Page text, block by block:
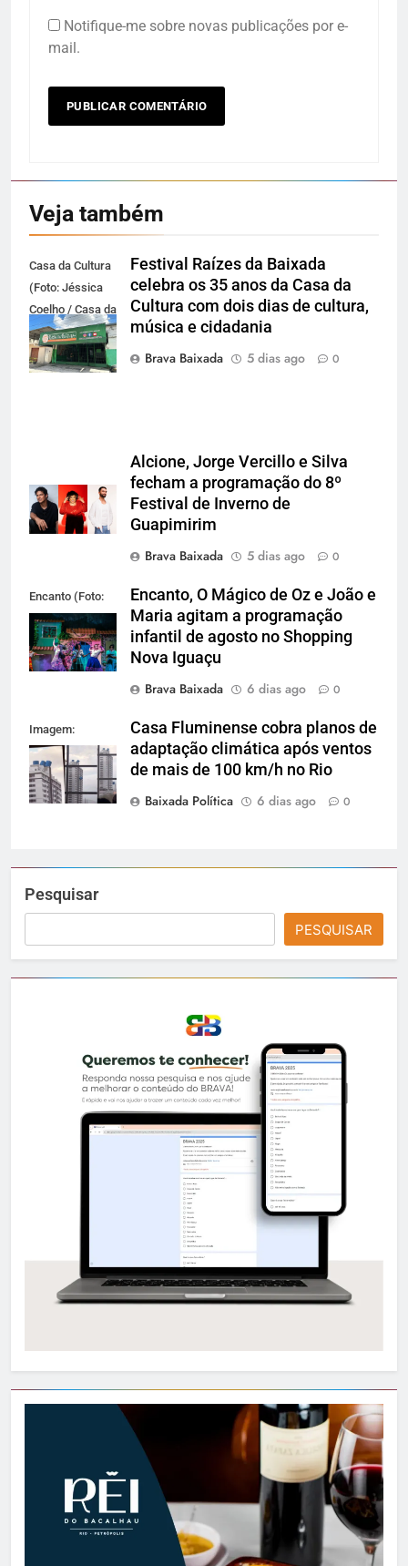
Notifique-me sobre novas publicações por e-
mail.
Veja também
Casa da Cultura
(Foto: Jéssica
Coelho / Casa da
Cultura da
Baixada)
Festival Raízes da Baixada
celebra os 35 anos da Casa da
Cultura com dois dias de cultura,
música e cidadania
Brava Baixada
5 dias ago 0
Alcione, Jorge Vercillo e Silva
fecham a programação do 8º
Festival de Inverno de
Guapimirim
Brava Baixada
5 dias ago 0
Encanto (Foto:
Divulgação)
Encanto, O Mágico de Oz e João e
Maria agitam a programação
infantil de agosto no Shopping
Nova Iguaçu
Brava Baixada
6 dias ago 0
Imagem:
Reprodução
Casa Fluminense cobra planos de
adaptação climática após ventos
de mais de 100 km/h no Rio
Baixada Política
6 dias ago 0
Pesquisar
PESQUISAR